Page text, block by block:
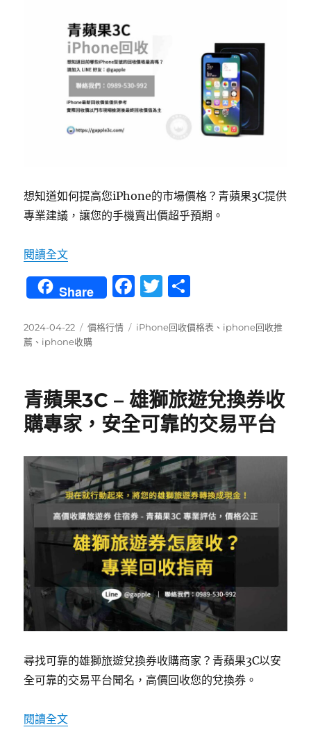
想知道如何提高您iPhone的市場價格？青蘋果3C提供
專業建議，讓您的手機賣出價超乎預期。
閱讀全文〈誰不想獲得iPhone的最高賣價？〉
Share
F
c
o
o
k
T
it
發
佈
2024-04-22
分
類
價格行情
標
iPhone回收價格表 、 iphone回收推
薦 、 iphone收購
青蘋果3C – 雄獅旅遊兌換券收
購專家，安全可靠的交易平台
尋找可靠的雄獅旅遊兌換券收購商家？青蘋果3C以安
全可靠的交易平台聞名，高價回收您的兌換券。
閱讀全文〈青蘋果3C – 雄獅旅遊兌換券收購專家，安全可